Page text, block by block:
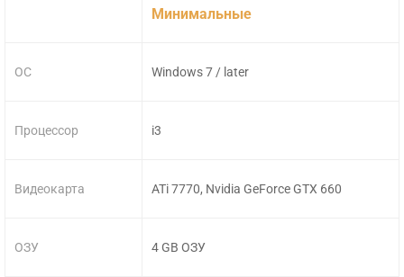
ОС
Процессор
Видеокарта
ОЗУ
Минимальные
Windows 7 / later
i3
ATi 7770, Nvidia GeForce GTX 660
4 GB ОЗУ